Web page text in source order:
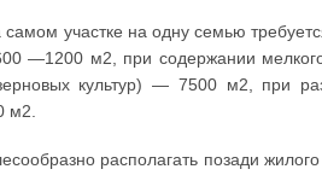
самом участке на одну семью
—1200 м2, при содержании
культур) — 7500 м2, при
м2.
располагать позади